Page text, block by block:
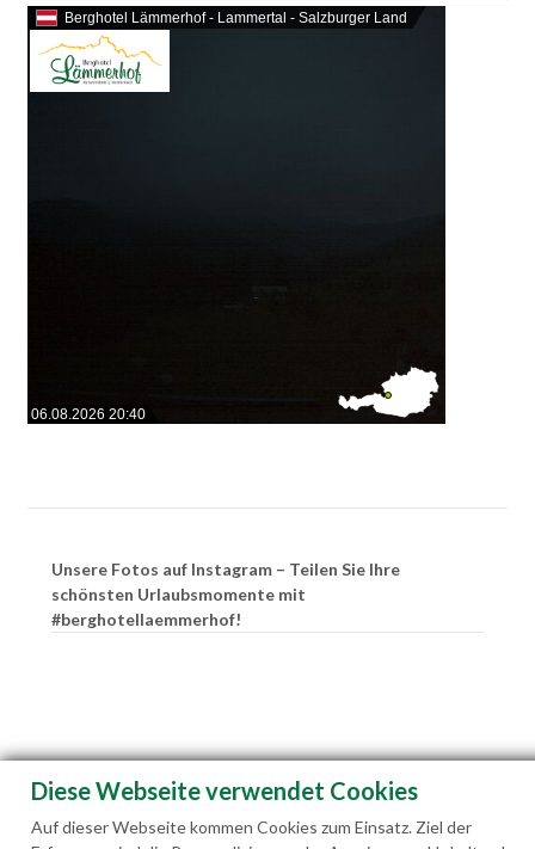
Berghotel Lämmerhof - Lammertal - Salzburger Land
06.08.2026 20:40
Unsere Fotos auf Instagram – Teilen Sie Ihre
schönsten Urlaubsmomente mit
#berghotellaemmerhof!
Diese Webseite verwendet Cookies
Auf dieser Webseite kommen Cookies zum Einsatz. Ziel der